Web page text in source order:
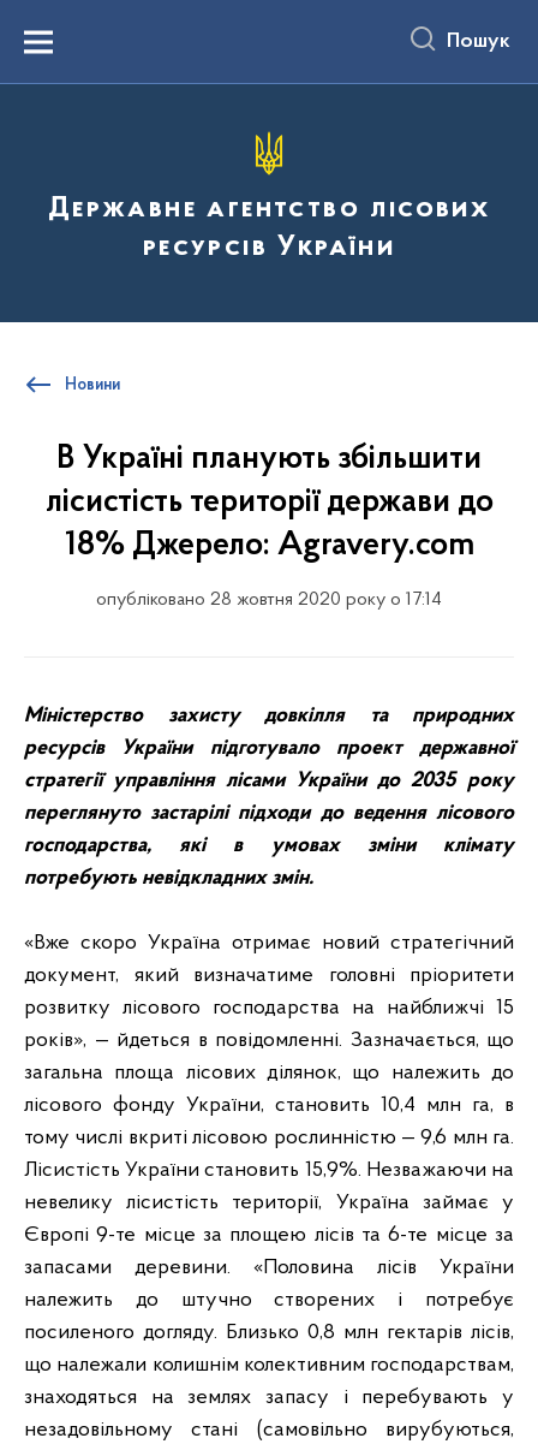
вмістуMenu Пошук
Державне агентство лісових
ресурсів України
Новини
В Україні планують збільшити
лісистість території держави до
18% Джерело: Agravery.com
опубліковано 28 жовтня 2020 року о 17:14
Міністерство захисту довкілля та природних
ресурсів України підготувало проект державної
стратегії управління лісами України до 2035 року
переглянуто застарілі підходи до ведення лісового
господарства, які в умовах зміни клімату
потребують невідкладних змін.
«Вже скоро Україна отримає новий стратегічний
документ, який визначатиме головні пріоритети
розвитку лісового господарства на найближчі 15
років», — йдеться в повідомленні. Зазначається, що
загальна площа лісових ділянок, що належить до
лісового фонду України, становить 10,4 млн га, в
тому числі вкриті лісовою рослинністю — 9,6 млн га.
Лісистість України становить 15,9%. Незважаючи на
невелику лісистість території, Україна займає у
Європі 9-те місце за площею лісів та 6-те місце за
запасами деревини. «Половина лісів України
належить до штучно створених і потребує
посиленого догляду. Близько 0,8 млн гектарів лісів,
що належали колишнім колективним господарствам,
знаходяться на землях запасу і перебувають у
незадовільному стані (самовільно вирубуються,